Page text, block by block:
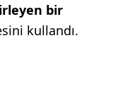
bir
kullandı.